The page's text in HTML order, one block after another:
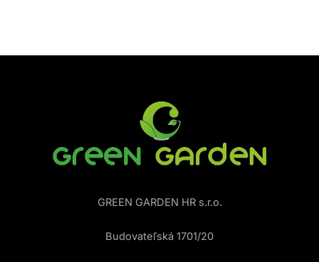
GREEN GARDEN HR s.r.o.
Budovateľská 1701/20